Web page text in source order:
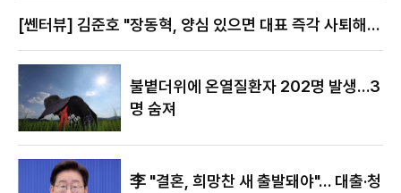
금이 절호의 찬스"
[쎈터뷰] 김준호 "장동혁, 양심 있으면 대표 즉각 사퇴해
불볕더위에 온열질환자 202명 발생…3
명 숨져
李 "결혼, 희망찬 새 출발돼야"… 대출·청